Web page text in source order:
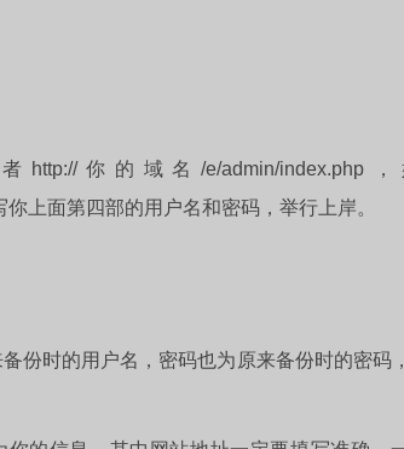
你的域名/e/admin/index.php，
上面第四部的用户名和密码，举行上岸。
份时的用户名，密码也为原来备份时的密码